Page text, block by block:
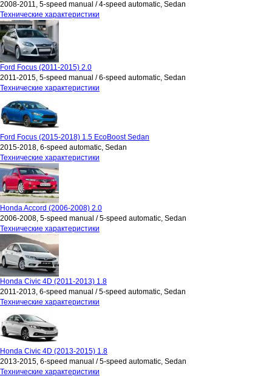
2008-2011, 5-speed manual / 4-speed automatic, Sedan
Технические характеристики
Ford Focus (2011-2015) 2.0
2011-2015, 5-speed manual / 6-speed automatic, Sedan
Технические характеристики
Ford Focus (2015-2018) 1.5 EcoBoost Sedan
2015-2018, 6-speed automatic, Sedan
Технические характеристики
Honda Accord (2006-2008) 2.0
2006-2008, 5-speed manual / 5-speed automatic, Sedan
Технические характеристики
Honda Civic 4D (2011-2013) 1.8
2011-2013, 6-speed manual / 5-speed automatic, Sedan
Технические характеристики
Honda Civic 4D (2013-2015) 1.8
2013-2015, 6-speed manual / 5-speed automatic, Sedan
Технические характеристики